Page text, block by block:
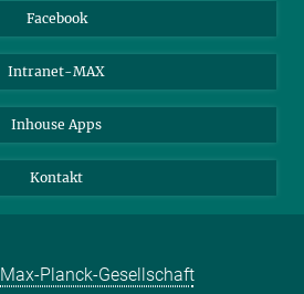
Facebook
Intranet-MAX
Inhouse Apps
Kontakt
Max-Planck-Gesellschaft